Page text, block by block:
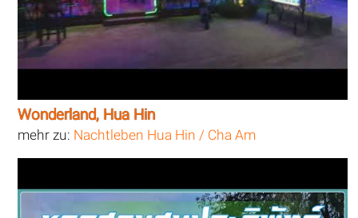
Wonderland, Hua Hin
mehr zu: Nachtleben Hua Hin / Cha Am